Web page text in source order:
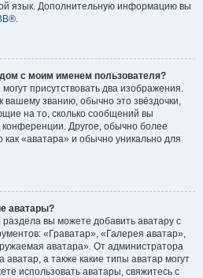
язык. Дополнительную информацию вы
®.
с моим именем пользователя?
присутствовать два изображения.
вашему званию, обычно это звёздочки,
на то, сколько сообщений вы
Другое, обычно более
«аватара» и обычно уникально для
аватары?
вы можете добавить аватару с
«Граватар», «Галерея аватар»,
аватара». От администратора
аватар, а также какие типы аватар могут
использовать аватары, свяжитесь с